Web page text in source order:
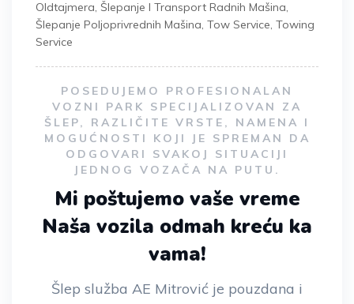
Oldtajmera, Šlepanje I Transport Radnih Mašina,
Šlepanje Poljoprivrednih Mašina, Tow Service, Towing
Service
POSEDUJEMO PROFESIONALAN
VOZNI PARK SPECIJALIZOVAN ZA
ŠLEP, RAZLIČITE VRSTE, NAMENA I
MOGUĆNOSTI KOJI JE SPREMAN DA
ODGOVARI SVAKOJ SITUACIJI
JEDNOG VOZAČA NA PUTU.
Mi poštujemo vaše vreme
Naša vozila odmah kreću ka
vama!
Šlep služba AE Mitrović je pouzdana i